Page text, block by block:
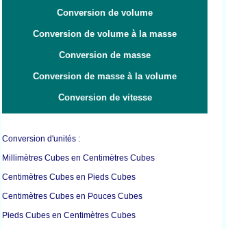
Conversion de volume
Conversion de volume à la masse
Conversion de masse
Conversion de masse à la volume
Conversion de vitesse
Conversion d'unités :
Millimètres Cubes en Centimètres Cubes
Centimètres Cubes en Pieds Cubes
Centimètres Cubes en Pouces Cubes
Pieds Cubes en Centimètres Cubes